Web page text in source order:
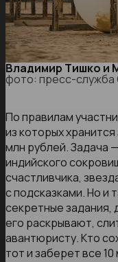
Владимир Тишко и
фото: пресс-
По правилам
из которых
млн рублей. Задача
индийского
счастливчика,
с подсказками. Но и
секретные
его раскрывают,
авантюристу. Кто
тот и заберет все 10